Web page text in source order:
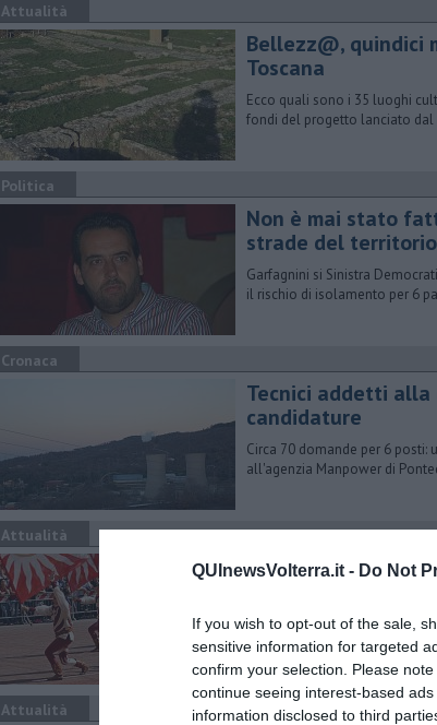
QUInewsVolterra.it - Do Not
If you wish to opt-out of the sale,
sensitive information for targeted
confirm your selection. Please
continue seeing interest-based
information disclosed to third
Attualità
Bellezz@, quindici
Toscana
Ecco quali sono i 35 luoghi
fondi del progetto lanciato
Politica
Non è mai stato
strade del territorio
Garfagnini si Sinistra
il rischio di isolamento per 6
Cronaca
Tecnici addetti alla
candidature
Circa 70 domande per 6
all'agenzia Manpower di
Attualità
Gli sbandieratori
aprile, organizzato dal Rione
Attualità